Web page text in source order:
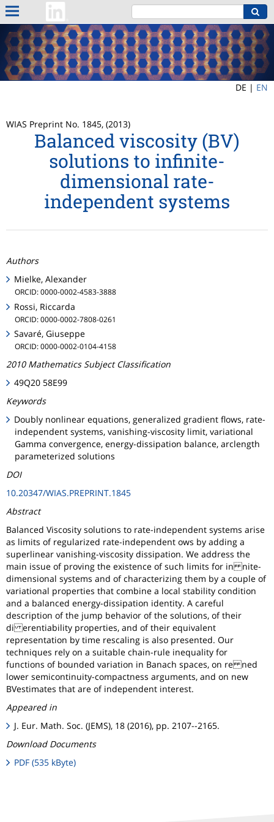
DE | EN
WIAS Preprint No. 1845, (2013)
Balanced viscosity (BV)
solutions to infinite-
dimensional rate-
independent systems
Authors
Mielke, Alexander
ORCID: 0000-0002-4583-3888
Rossi, Riccarda
ORCID: 0000-0002-7808-0261
Savaré, Giuseppe
ORCID: 0000-0002-0104-4158
2010 Mathematics Subject Classification
49Q20 58E99
Keywords
Doubly nonlinear equations, generalized gradient flows, rate-
independent systems, vanishing-viscosity limit, variational
Gamma convergence, energy-dissipation balance, arclength
parameterized solutions
DOI
10.20347/WIAS.PREPRINT.1845
Abstract
Balanced Viscosity solutions to rate-independent systems arise
as limits of regularized rate-independent ows by adding a
superlinear vanishing-viscosity dissipation. We address the
main issue of proving the existence of such limits for in nite-
dimensional systems and of characterizing them by a couple of
variational properties that combine a local stability condition
and a balanced energy-dissipation identity. A careful
description of the jump behavior of the solutions, of their
di erentiability properties, and of their equivalent
representation by time rescaling is also presented. Our
techniques rely on a suitable chain-rule inequality for
functions of bounded variation in Banach spaces, on re ned
lower semicontinuity-compactness arguments, and on new
BVestimates that are of independent interest.
Appeared in
J. Eur. Math. Soc. (JEMS), 18 (2016), pp. 2107--2165.
Download Documents
PDF (535 kByte)